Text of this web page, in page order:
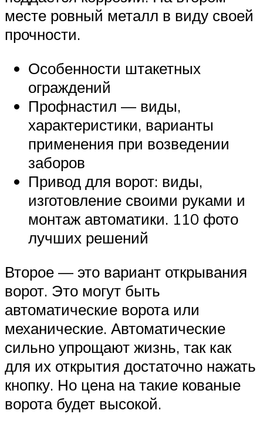
месте ровный металл в виду своей
прочности.
Особенности штакетных
ограждений
Профнастил — виды,
характеристики, варианты
применения при возведении
заборов
Привод для ворот: виды,
изготовление своими руками и
монтаж автоматики. 110 фото
лучших решений
Второе — это вариант открывания
ворот. Это могут быть
автоматические ворота или
механические. Автоматические
сильно упрощают жизнь, так как
для их открытия достаточно нажать
кнопку. Но цена на такие кованые
ворота будет высокой.